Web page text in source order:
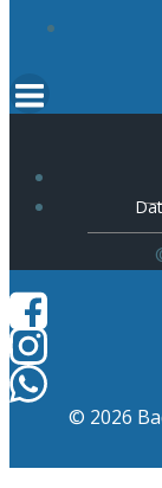
© 2026